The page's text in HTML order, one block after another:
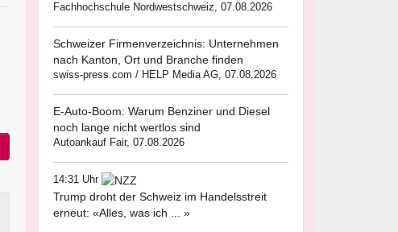
Fachhochschule Nordwestschweiz, 07.08.2026
Schweizer Firmenverzeichnis: Unternehmen
nach Kanton, Ort und Branche finden
swiss-press.com / HELP Media AG, 07.08.2026
E-Auto-Boom: Warum Benziner und Diesel
noch lange nicht wertlos sind
Autoankauf Fair, 07.08.2026
14:31 Uhr
Trump droht der Schweiz im Handelsstreit
erneut: «Alles, was ich ... »